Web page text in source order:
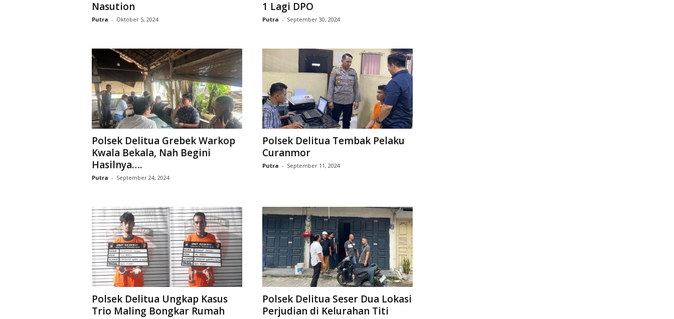
Nasution
Putra - Oktober 5, 2024
1 Lagi DPO
Putra - September 30, 2024
Polsek Delitua Grebek Warkop
Kwala Bekala, Nah Begini
Hasilnya….
Putra - September 24, 2024
Polsek Delitua Tembak Pelaku
Curanmor
Putra - September 11, 2024
Polsek Delitua Ungkap Kasus
Trio Maling Bongkar Rumah
Polsek Delitua Seser Dua Lokasi
Perjudian di Kelurahan Titi